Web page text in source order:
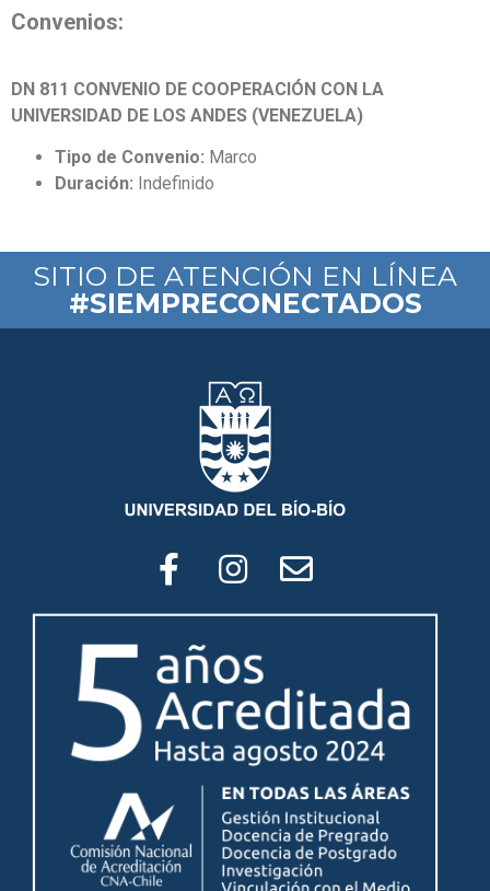
Convenios:
DN 811 CONVENIO DE COOPERACIÓN CON LA
UNIVERSIDAD DE LOS ANDES (VENEZUELA)
Tipo de Convenio: Marco
Duración: Indefinido
SITIO DE ATENCIÓN EN LÍNEA
#SIEMPRECONECTADOS